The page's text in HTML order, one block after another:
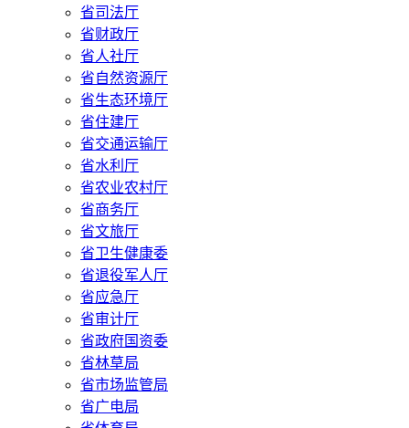
省司法厅
省财政厅
省人社厅
省自然资源厅
省生态环境厅
省住建厅
省交通运输厅
省水利厅
省农业农村厅
省商务厅
省文旅厅
省卫生健康委
省退役军人厅
省应急厅
省审计厅
省政府国资委
省林草局
省市场监管局
省广电局